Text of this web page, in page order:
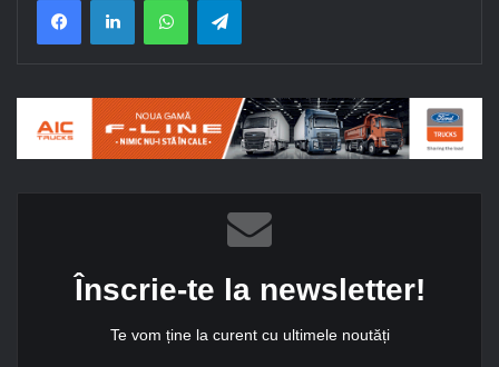
Înscrie-te la newsletter!
Te vom ține la curent cu ultimele noutăți